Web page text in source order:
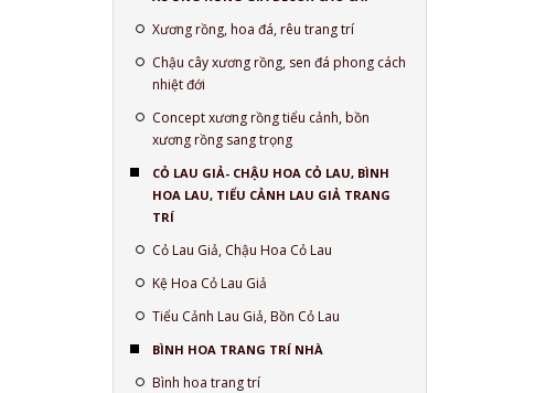
Xương rồng, hoa đá, rêu trang trí
Chậu cây xương rồng, sen đá phong cách
nhiệt đới
Concept xương rồng tiểu cảnh, bồn
xương rồng sang trọng
CỎ LAU GIẢ- CHẬU HOA CỎ LAU, BÌNH
HOA LAU, TIỂU CẢNH LAU GIẢ TRANG
TRÍ
Cỏ Lau Giả, Chậu Hoa Cỏ Lau
Kệ Hoa Cỏ Lau Giả
Tiểu Cảnh Lau Giả, Bồn Cỏ Lau
BÌNH HOA TRANG TRÍ NHÀ
Bình hoa trang trí